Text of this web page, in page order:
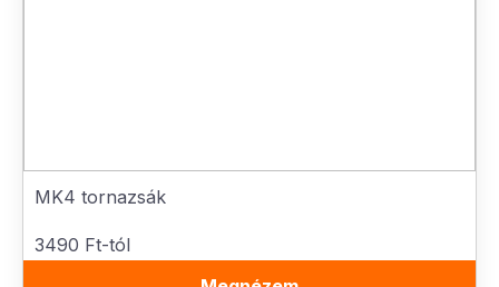
MK4 tornazsák
3490 Ft-tól